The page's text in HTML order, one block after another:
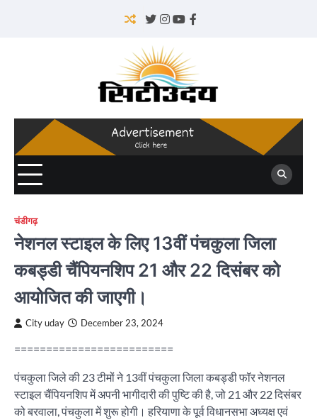
Twitter
Instagram
YouTube
Facebook
चंडीगढ़
नेशनल स्टाइल के लिए 13वीं पंचकुला जिला
कबड्डी चैंपियनशिप 21 और 22 दिसंबर को
आयोजित की जाएगी।
City uday December 23, 2024
=========================
पंचकुला जिले की 23 टीमों ने 13वीं पंचकुला जिला कबड्डी फॉर नेशनल
स्टाइल चैंपियनशिप में अपनी भागीदारी की पुष्टि की है, जो 21 और 22 दिसंबर
को बरवाला, पंचकुला में शुरू होगी। हरियाणा के पूर्व विधानसभा अध्यक्ष एवं